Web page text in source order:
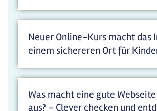
Neuer Online-Kurs macht das
einem sichereren Ort für
Was macht eine gute
aus? – Clever checken und